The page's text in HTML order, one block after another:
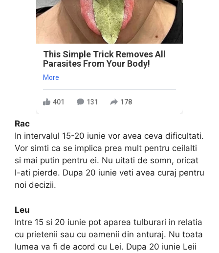
This Simple Trick Removes All
Parasites From Your Body!
More
401 131 178
Rac
In intervalul 15-20 iunie vor avea ceva dificultati.
Vor simti ca se implica prea mult pentru ceilalti
si mai putin pentru ei. Nu uitati de somn, oricat
l-ati pierde. Dupa 20 iunie veti avea curaj pentru
noi decizii.
Leu
Intre 15 si 20 iunie pot aparea tulburari in relatia
cu prietenii sau cu oamenii din anturaj. Nu toata
lumea va fi de acord cu Lei. Dupa 20 iunie Leii